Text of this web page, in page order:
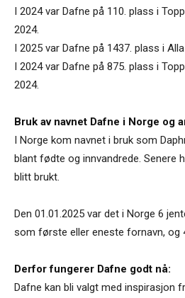
I 2024 var Dafne på 110. plass i
2024.
I 2025 var Dafne på 1437. plass i
I 2024 var Dafne på 875. plass i
2024.
Bruk av navnet Dafne i Norge og
I Norge kom navnet i bruk som
blant fødte og innvandrede. Senere
blitt brukt.
Den 01.01.2025 var det i Norge 6
som første eller eneste fornavn, og
Derfor fungerer Dafne godt nå:
Dafne kan bli valgt med inspirasjon